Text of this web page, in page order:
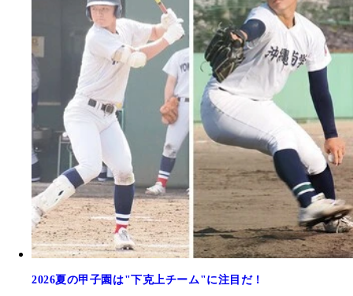
2026夏の甲子園は"下克上チーム"に注目だ！